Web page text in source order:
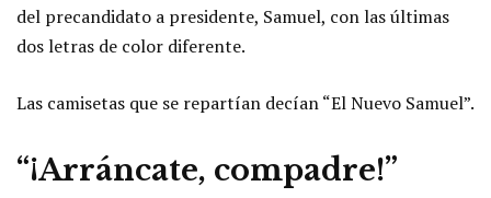
del precandidato a presidente, Samuel, con las últimas
dos letras de color diferente.
Las camisetas que se repartían decían “El Nuevo Samuel”.
“¡Arráncate, compadre!”